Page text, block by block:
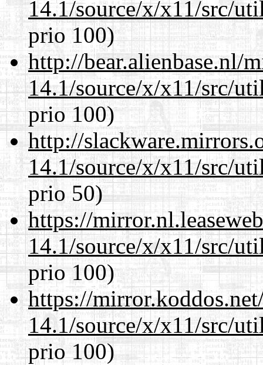
14.1/source/x/x11/src/
prio 100)
http://bear.alienbase.nl/
14.1/source/x/x11/src/
prio 100)
http://
14.1/source/x/x11/src/
prio 50)
https://
14.1/source/x/x11/src/
prio 100)
https://
14.1/source/x/x11/src/
prio 100)